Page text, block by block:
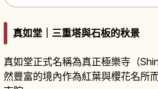
真如堂｜三重塔與石板的秋景
真如堂正式名稱為真正極樂寺（
然豐富的境內作為紅葉與櫻花名所